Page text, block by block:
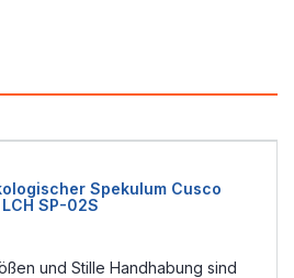
Spekulum Cusco
SP-02S
und Stille Handhabung sind